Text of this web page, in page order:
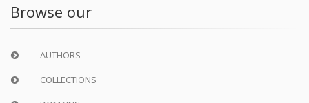
Browse our
AUTHORS
COLLECTIONS